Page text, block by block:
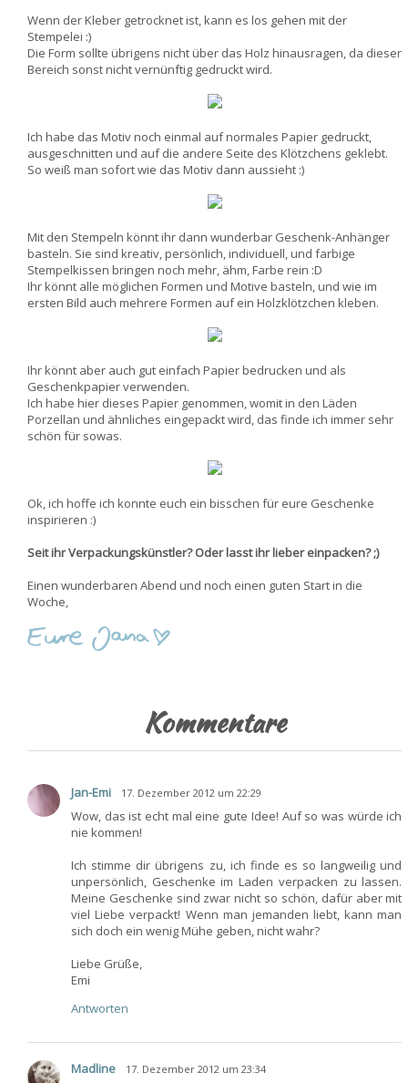
Wenn der Kleber getrocknet ist, kann es los gehen mit der
Stempelei :)
Die Form sollte übrigens nicht über das Holz hinausragen, da dieser
Bereich sonst nicht vernünftig gedruckt wird.
Ich habe das Motiv noch einmal auf normales Papier gedruckt,
ausgeschnitten und auf die andere Seite des Klötzchens geklebt.
So weiß man sofort wie das Motiv dann aussieht :)
Mit den Stempeln könnt ihr dann wunderbar Geschenk-Anhänger
basteln. Sie sind kreativ, persönlich, individuell, und farbige
Stempelkissen bringen noch mehr, ähm, Farbe rein :D
Ihr könnt alle möglichen Formen und Motive basteln, und wie im
ersten Bild auch mehrere Formen auf ein Holzklötzchen kleben.
Ihr könnt aber auch gut einfach Papier bedrucken und als
Geschenkpapier verwenden.
Ich habe hier dieses Papier genommen, womit in den Läden
Porzellan und ähnliches eingepackt wird, das finde ich immer sehr
schön für sowas.
Ok, ich hoffe ich konnte euch ein bisschen für eure Geschenke
inspirieren :)
Seit ihr Verpackungskünstler? Oder lasst ihr lieber einpacken? ;)
Einen wunderbaren Abend und noch einen guten Start in die
Woche,
Kommentare
Jan-Emi 17. Dezember 2012 um 22:29
Wow, das ist echt mal eine gute Idee! Auf so was würde ich
nie kommen!
Ich stimme dir übrigens zu, ich finde es so langweilig und
unpersönlich, Geschenke im Laden verpacken zu lassen.
Meine Geschenke sind zwar nicht so schön, dafür aber mit
viel Liebe verpackt! Wenn man jemanden liebt, kann man
sich doch ein wenig Mühe geben, nicht wahr?
Liebe Grüße,
Emi
Antworten
Madline 17. Dezember 2012 um 23:34